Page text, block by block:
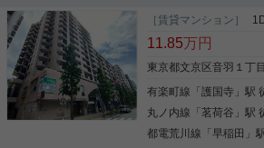
1985年10月築、ＳＲＣ
ションです。 ・護国寺駅徒歩３分の好立地 ・大通り
沿いで安心 ・9階部分
是非お問い合わせくだ
［賃貸マンション］
11.85万円
東京都文京区音羽１丁
有楽町線 「護国寺 」駅
丸ノ内線 「茗荷谷 」駅
都電荒川線 「早稲田 」